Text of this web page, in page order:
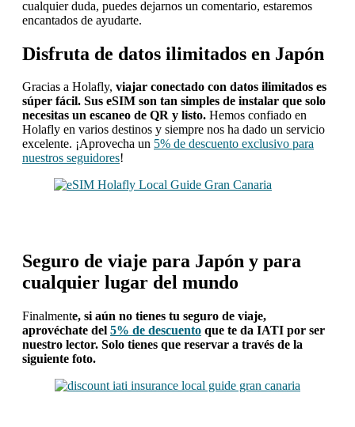
cualquier duda, puedes dejarnos un comentario, estaremos
encantados de ayudarte.
Disfruta de datos ilimitados en Japón
Gracias a Holafly, viajar conectado con datos ilimitados es
súper fácil. Sus eSIM son tan simples de instalar que solo
necesitas un escaneo de QR y listo. Hemos confiado en
Holafly en varios destinos y siempre nos ha dado un servicio
excelente. ¡Aprovecha un 5% de descuento exclusivo para
nuestros seguidores!
Seguro de viaje para Japón y para
cualquier lugar del mundo
Finalmente, si aún no tienes tu seguro de viaje,
aprovéchate del 5% de descuento que te da IATI por ser
nuestro lector. Solo tienes que reservar a través de la
siguiente foto.